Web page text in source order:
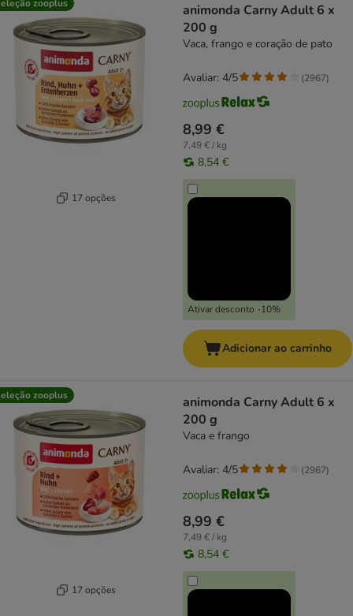
zooplus
17 opções
animonda Carny Adult 6 x
200 g
Vaca, frango e coração de pato
8,99 €
7,49 € / kg
8,54 €
Ativar desconto -10%
Avaliar: 4/5 (2967)
Adicionar ao carrinho
zooplus
17 opções
animonda Carny Adult 6 x
200 g
Vaca e frango
8,99 €
7,49 € / kg
8,54 €
Avaliar: 4/5 (2967)